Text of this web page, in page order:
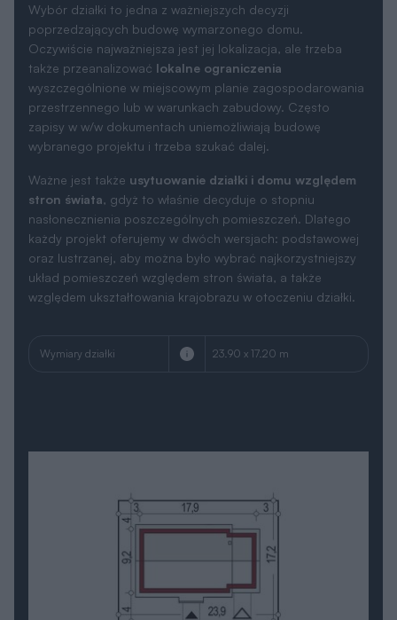
Wybór działki to jedna z ważniejszych decyzji
poprzedzających budowę wymarzonego domu.
Oczywiście najważniejsza jest jej lokalizacja, ale trzeba
także przeanalizować lokalne ograniczenia
wyszczególnione w miejscowym planie zagospodarowania
przestrzennego lub w warunkach zabudowy. Często
zapisy w w/w dokumentach uniemożliwiają budowę
wybranego projektu i trzeba szukać dalej.
Ważne jest także usytuowanie działki i domu względem
stron świata, gdyż to właśnie decyduje o stopniu
nasłonecznienia poszczególnych pomieszczeń. Dlatego
każdy projekt oferujemy w dwóch wersjach: podstawowej
oraz lustrzanej, aby można było wybrać najkorzystniejszy
układ pomieszczeń względem stron świata, a także
względem ukształtowania krajobrazu w otoczeniu działki.
Wymiary działki 23.90 x 17.20 m